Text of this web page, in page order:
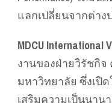
แลกเปลี่ยนจากต่าง
MDCU International
งานของฝ่ายวิรัชกิ
มหาวิทยาลัย ซึ่งเปิ
เสริมความเป็นนาน